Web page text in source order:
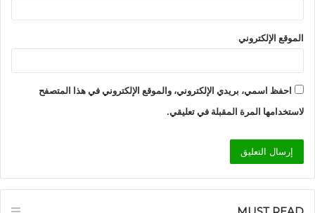
الموقع الإلكتروني
احفظ اسمي، بريدي الإلكتروني، والموقع الإلكتروني في هذا المتصفح
لاستخدامها المرة المقبلة في تعليقي.